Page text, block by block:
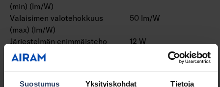
Suostumus Yksityiskohdat Tietoja
(min) (lm/W)
Valaisimen valotehokkuus
(max) (lm/W)
50 lm/W
Järjestelmän enimmäisteho
(W)
12 W
Valaisimen tehokkuus